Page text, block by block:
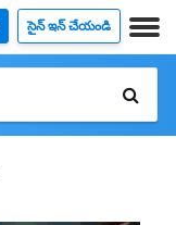
సైన్ ఇన్ చేయండి